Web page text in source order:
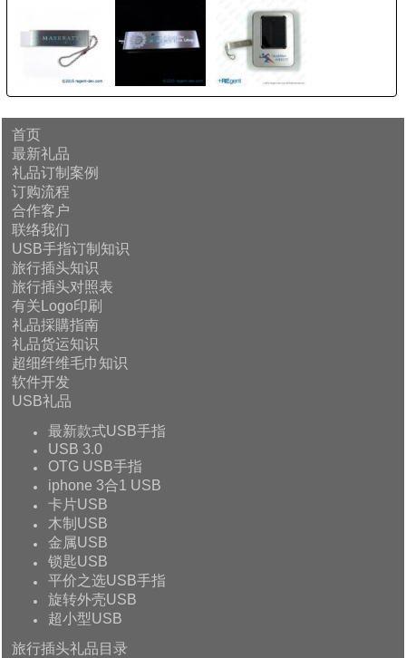
首页
最新礼品
礼品订制案例
订购流程
合作客户
联络我们
USB手指订制知识
旅行插头知识
旅行插头对照表
有关Logo印刷
礼品採購指南
礼品货运知识
超细纤维毛巾知识
软件开发
USB礼品
最新款式USB手指
USB 3.0
OTG USB手指
iphone 3合1 USB
卡片USB
木制USB
金属USB
锁匙USB
平价之选USB手指
旋转外壳USB
超小型USB
旅行插头礼品目录